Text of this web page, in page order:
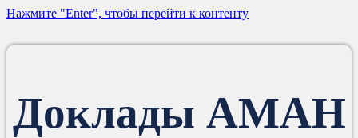
Нажмите "Enter", чтобы перейти к контенту
Доклады АМАН